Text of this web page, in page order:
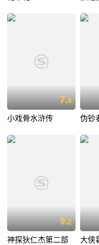
7.8
小戏骨水浒传 伪钞
9.2
神探狄仁杰第二部 大侠